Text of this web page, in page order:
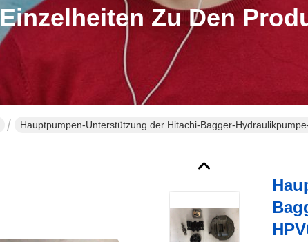
Einzelheiten Zu Den
Hauptpumpen-Unterstützung der Hitachi-Bagger-